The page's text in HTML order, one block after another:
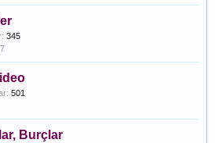
345
501
Burçlar